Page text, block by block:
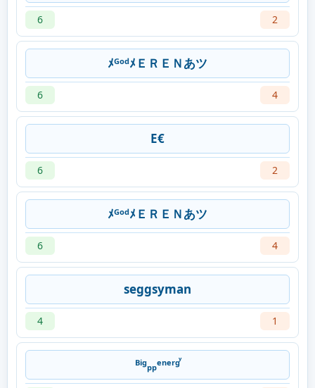
6 2
ﾒᴳᵒᵈﾒＥＲＥＮあツ
6 4
E€
6 2
ﾒᴳᵒᵈﾒＥＲＥＮあツ
6 4
seggsyman
4 1
ᴮⁱᶢₚₚᵉⁿᵉʳᶢꙷ